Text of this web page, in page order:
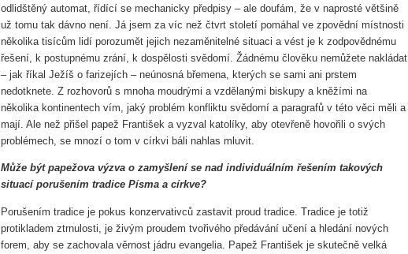
odlidštěný automat, řídící se mechanicky předpisy – ale doufám, že v naprosté většině
už tomu tak dávno není. Já jsem za víc než čtvrt století pomáhal ve zpovědní místnosti
několika tisícům lidí porozumět jejich nezaměnitelné situaci a vést je k zodpovědnému
řešení, k postupnému zrání, k dospělosti svědomí. Žádnému člověku nemůžete nakládat
– jak říkal Ježíš o farizejích – neúnosná břemena, kterých se sami ani prstem
nedotknete. Z rozhovorů s mnoha moudrými a vzdělanými biskupy a kněžími na
několika kontinentech vím, jaký problém konfliktu svědomí a paragrafů v této věci měli a
mají. Ale než přišel papež František a vyzval katolíky, aby otevřeně hovořili o svých
problémech, se mnozí o tom v církvi báli nahlas mluvit.
Může být papežova výzva o zamyšlení se nad individuálním řešením takových
situací porušením tradice Písma a církve?
Porušením tradice je pokus konzervativců zastavit proud tradice. Tradice je totiž
protikladem ztrnulosti, je živým proudem tvořivého předávání učení a hledání nových
forem, aby se zachovala věrnost jádru evangelia. Papež František je skutečně velká